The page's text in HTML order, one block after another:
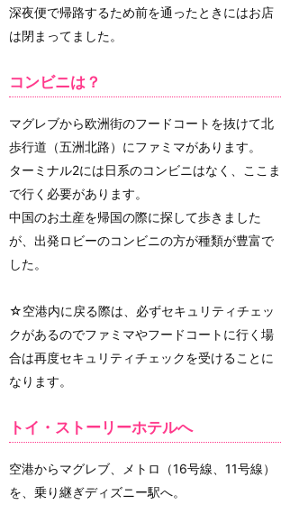
深夜便で帰路するため前を通ったときにはお店
は閉まってました。
コンビニは？
マグレブから欧洲街のフードコートを抜けて北
歩行道（五洲北路）にファミマがあります。
ターミナル2には日系のコンビニはなく、ここま
で行く必要があります。
中国のお土産を帰国の際に探して歩きました
が、出発ロビーのコンビニの方が種類が豊富で
した。
☆空港内に戻る際は、必ずセキュリティチェッ
クがあるのでファミマやフードコートに行く場
合は再度セキュリティチェックを受けることに
なります。
トイ・ストーリーホテルへ
空港からマグレブ、メトロ（16号線、11号線）
を、乗り継ぎディズニー駅へ。